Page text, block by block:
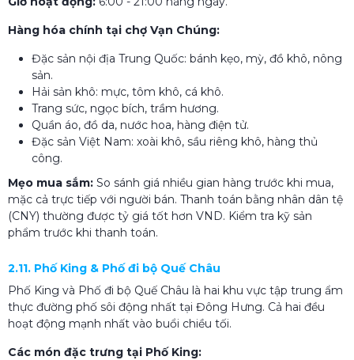
Hàng hóa chính tại chợ Vạn Chúng:
Đặc sản nội địa Trung Quốc: bánh kẹo, mỳ, đồ khô, nông
sản.
Hải sản khô: mực, tôm khô, cá khô.
Trang sức, ngọc bích, trầm hương.
Quần áo, đồ da, nước hoa, hàng điện tử.
Đặc sản Việt Nam: xoài khô, sầu riêng khô, hàng thủ
công.
Mẹo mua sắm: So sánh giá nhiều gian hàng trước khi mua,
mặc cả trực tiếp với người bán. Thanh toán bằng nhân dân tệ
(CNY) thường được tỷ giá tốt hơn VND. Kiểm tra kỹ sản
phẩm trước khi thanh toán.
2.11. Phố King & Phố đi bộ Quế Châu
Phố King và Phố đi bộ Quế Châu là hai khu vực tập trung ẩm
thực đường phố sôi động nhất tại Đông Hưng. Cả hai đều
hoạt động mạnh nhất vào buổi chiều tối.
Các món đặc trưng tại Phố King: